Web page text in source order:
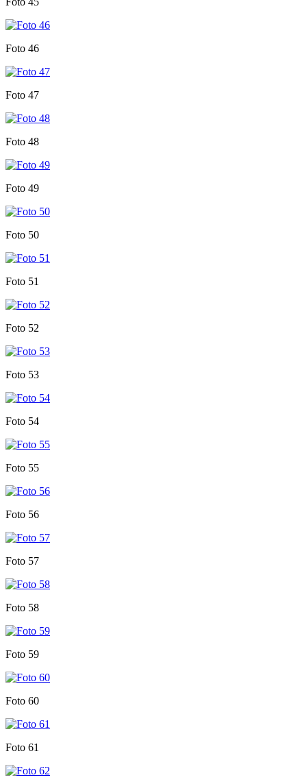
Foto 46
Foto 47
Foto 48
Foto 49
Foto 50
Foto 51
Foto 52
Foto 53
Foto 54
Foto 55
Foto 56
Foto 57
Foto 58
Foto 59
Foto 60
Foto 61